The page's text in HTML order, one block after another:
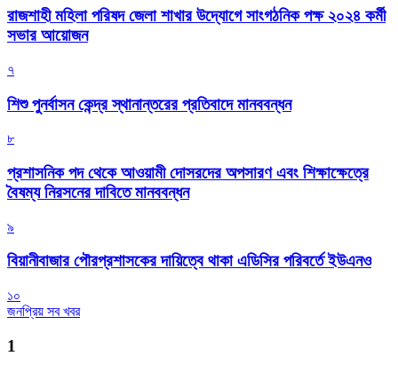
রাজশাহী মহিলা পরিষদ জেলা শাখার উদ্যোগে সাংগঠনিক পক্ষ ২০২৪ কর্মী
সভার আয়োজন
৭
শিশু পুনর্বাসন কেন্দ্র স্থানান্তরের প্রতিবাদে মানববন্ধন
৮
প্রশাসনিক পদ থেকে আওয়ামী দোসরদের অপসারণ এবং শিক্ষাক্ষেত্রে
বৈষম্য নিরসনের দাবিতে মানববন্ধন
৯
বিয়ানীবাজার পৌরপ্রশাসকের দায়িত্বে থাকা এডিসির পরিবর্তে ইউএনও
১০
জনপ্রিয় সব খবর
1